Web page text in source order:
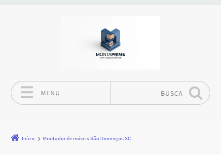
MENU BUSCA
Início Montador de móveis São Domingos SC